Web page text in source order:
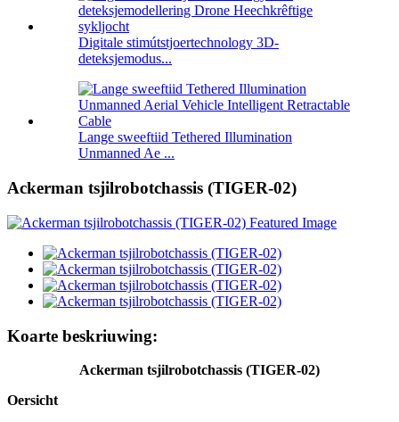
Digitale stimútstjoertechnology 3D-
deteksjemodus...
Lange sweeftiid Tethered Illumination
Unmanned Ae ...
Ackerman tsjilrobotchassis (TIGER-02)
Koarte beskriuwing:
Ackerman tsjilrobotchassis (TIGER-02)
Oersicht